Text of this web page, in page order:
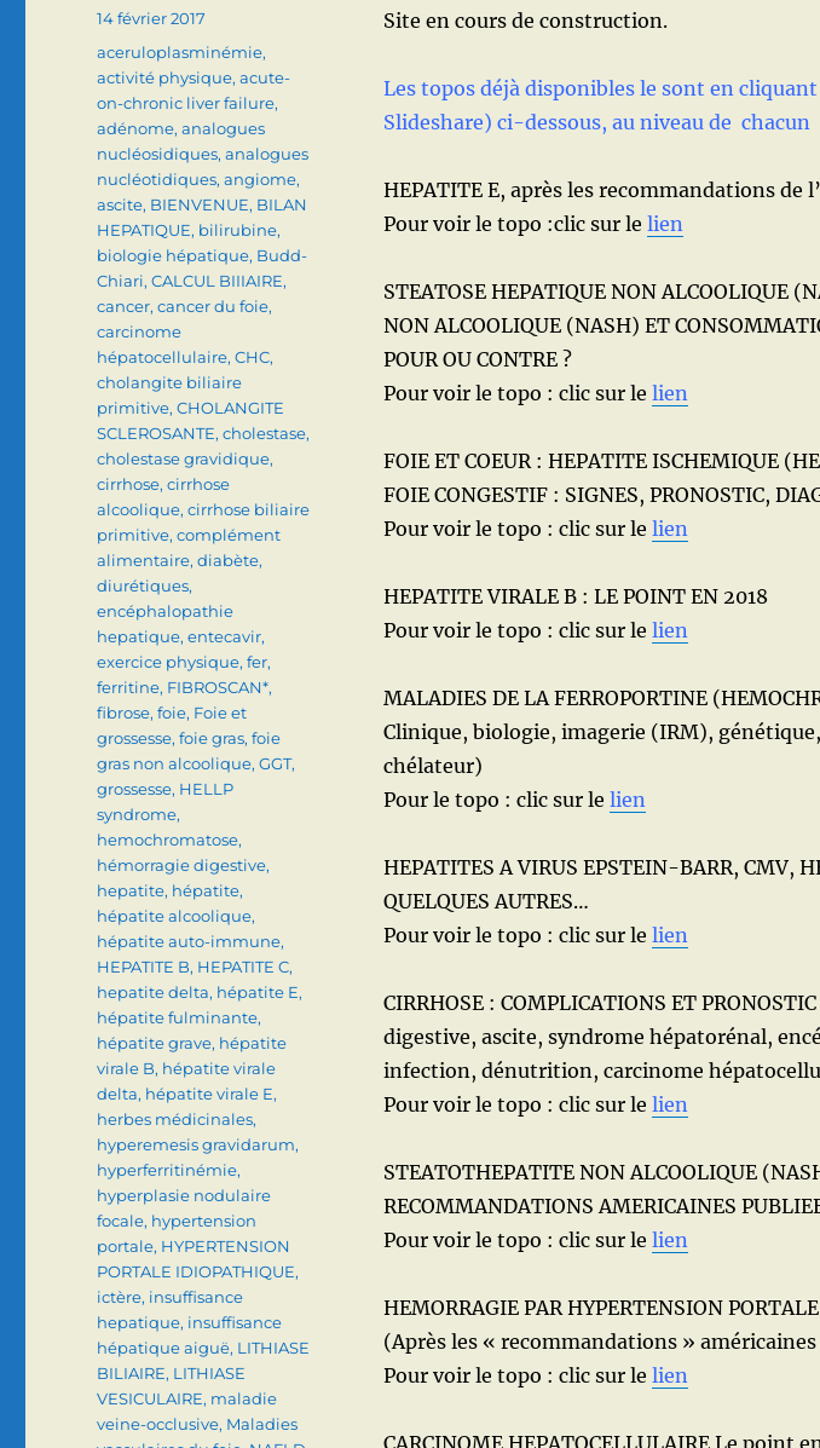
Site en cours de construction.
Les topos déjà disponibles le sont en
Slideshare) ci-dessous, au niveau de chacun
HEPATITE E, après les recommandations de
Pour voir le topo :clic sur le lien
STEATOSE HEPATIQUE NON ALCOOLIQUE
NON ALCOOLIQUE (NASH) ET
POUR OU CONTRE ?
Pour voir le topo : clic sur le lien
FOIE ET COEUR : HEPATITE ISCHEMIQUE
FOIE CONGESTIF : SIGNES, PRONOSTIC,
Pour voir le topo : clic sur le lien
HEPATITE VIRALE B : LE POINT EN 2018
Pour voir le topo : clic sur le lien
MALADIES DE LA FERROPORTINE
Clinique, biologie, imagerie (IRM),
chélateur)
Pour le topo : clic sur le lien
HEPATITES A VIRUS EPSTEIN-BARR, CMV,
QUELQUES AUTRES…
Pour voir le topo : clic sur le lien
CIRRHOSE : COMPLICATIONS ET
digestive, ascite, syndrome hépatorénal,
infection, dénutrition, carcinome
Pour voir le topo : clic sur le lien
STEATOTHEPATITE NON ALCOOLIQUE
RECOMMANDATIONS AMERICAINES
Pour voir le topo : clic sur le lien
HEMORRAGIE PAR HYPERTENSION
(Après les « recommandations »
Pour voir le topo : clic sur le lien
CARCINOME HEPATOCELLULAIRE Le point
Publié
14 février 2017
Catégories
aceruloplasminémie,
activité physique,acute-
on-chronic liver failure,
adénome,analogues
nucléosidiques,analogues
nucléotidiques,angiome,
ascite, BIENVENUE, BILAN
HEPATIQUE, bilirubine,
biologie hépatique, Budd-
Chiari,CALCUL BIIIAIRE,
cancer,cancer du foie,
carcinome
hépatocellulaire,CHC,
cholangite biliaire
primitive,CHOLANGITE
SCLEROSANTE,cholestase,
cholestase gravidique,
cirrhose,cirrhose
alcoolique,cirrhose biliaire
primitive,complément
alimentaire,diabète,
diurétiques,
encéphalopathie
hepatique,entecavir,
exercice physique,fer,
ferritine, FIBROSCAN*,
fibrose,foie, Foie et
grossesse,foie gras,foie
gras non alcoolique,GGT,
grossesse, HELLP
syndrome,
hemochromatose,
hémorragie digestive,
hepatite, hépatite,
hépatite alcoolique,
hépatite auto-immune,
HEPATITE B, HEPATITE C,
hepatite delta, hépatite E,
hépatite fulminante,
hépatite grave, hépatite
virale B, hépatite virale
delta, hépatite virale E,
herbes médicinales,
hyperemesis gravidarum,
hyperferritinémie,
hyperplasie nodulaire
focale, hypertension
portale, HYPERTENSION
PORTALE IDIOPATHIQUE,
ictère, insuffisance
hepatique, insuffisance
hépatique aiguë, LITHIASE
BILIAIRE, LITHIASE
VESICULAIRE, maladie
veine-occlusive, Maladies